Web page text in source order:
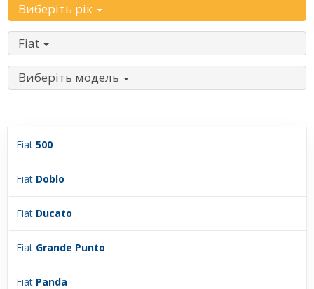
Виберіть рік
Fiat
Виберіть модель
Fiat 500
Fiat Doblo
Fiat Ducato
Fiat Grande Punto
Fiat Panda